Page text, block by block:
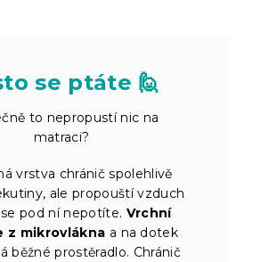
se ptáte 🙋
to nepropustí nic na
matraci?
vrstva chránič spolehlivě
ale propouští vzduch
pod ní nepotíte. Vrchní
z mikrovlákna a na dotek
běžné prostěradlo. Chránič